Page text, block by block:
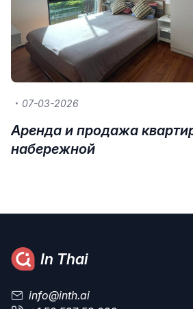
07-03-2026
Аренда и продажа
набережной
In Thai
info@inth.ai